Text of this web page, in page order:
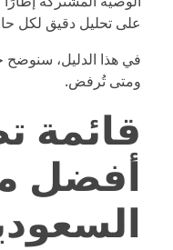
على تحليل دقيق لكل
في هذا الدليل، سنوضح
ومتى تُرفض.
أفضل